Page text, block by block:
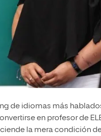
de idiomas más
en profesor de
la mera condición